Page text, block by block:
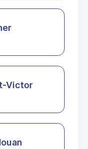
Victor